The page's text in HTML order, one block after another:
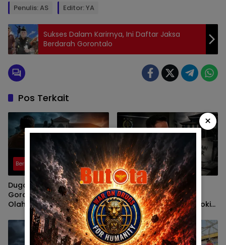
Penulis: AS Editor: YA
Sukses Dalam Karirnya, Ini Daftar Jaksa
Berdarah Gorontalo
Pos Terkait
Berita
Dugaan Korupsi KONI
Gorontalo, Penyedia Alat
Olahraga Diduga
Dikendalikan Oknum ASN
UNG
Berita
Usai La Ode Haimudin,
Kejati Didesak Periksa
Irwan Mamesah Soal Pokir
Ratusan Juta di KONI
Gorontalo
×